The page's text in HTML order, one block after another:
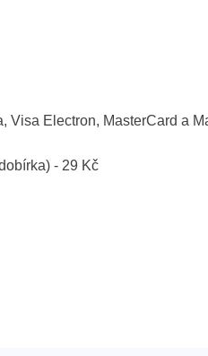
Visa Electron, MasterCard a
- 29 Kč